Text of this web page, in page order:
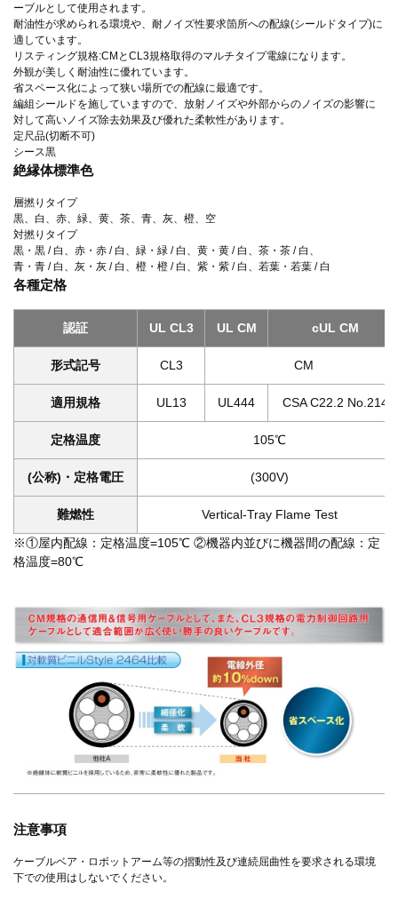
ーブルとして使用されます。
耐油性が求められる環境や、耐ノイズ性要求箇所への配線(シールドタイプ)に
適しています。
リスティング規格:CMとCL3規格取得のマルチタイプ電線になります。
外観が美しく耐油性に優れています。
省スペース化によって狭い場所での配線に最適です。
編組シールドを施していますので、放射ノイズや外部からのノイズの影響に
対して高いノイズ除去効果及び優れた柔軟性があります。
定尺品(切断不可)
シース黒
絶縁体標準色
層撚りタイプ
黒、白、赤、緑、黄、茶、青、灰、橙、空
対撚りタイプ
黒・黒 / 白、赤・赤 / 白、緑・緑 / 白、黄・黄 / 白、茶・茶 / 白、
青・青 / 白、灰・灰 / 白、橙・橙 / 白、紫・紫 / 白、若葉・若葉 / 白
各種定格
認証 UL CL3 UL CM cUL CM
形式記号 CL3 CM
適用規格 UL13 UL444 CSA C22.2 No.214
定格温度 105℃
(公称)・定格電圧 (300V)
難燃性
Vertical-Tray Flame Test
※①屋内配線：定格温度=105℃ ②機器内並びに機器間の配線：定
格温度=80℃
注意事項
ケーブルベア・ロボットアーム等の摺動性及び連続屈曲性を要求される環境
下での使用はしないでください。